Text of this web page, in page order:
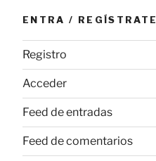
ENTRA / REGÍSTRATE
Registro
Acceder
Feed de entradas
Feed de comentarios